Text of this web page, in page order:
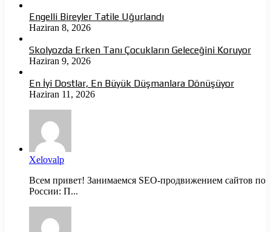
Engelli Bireyler Tatile Uğurlandı
Haziran 8, 2026
Skolyozda Erken Tanı Çocukların Geleceğini Koruyor
Haziran 9, 2026
En İyi Dostlar, En Büyük Düşmanlara Dönüşüyor
Haziran 11, 2026
Xelovalp
Всем привет! Занимаемся SEO-продвижением сайтов по
России: П...